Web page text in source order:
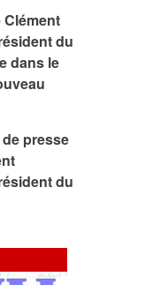
Clément
du
dans le
presse
du